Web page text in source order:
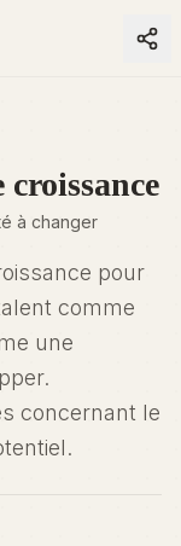
croissance
à changer
pour
comme
une
concernant le